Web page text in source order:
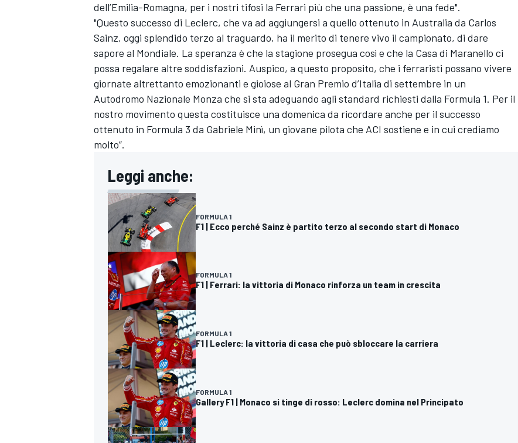
dell’Emilia-Romagna, per i nostri tifosi la Ferrari più che una passione, è una fede".
"Questo successo di Leclerc, che va ad aggiungersi a quello ottenuto in Australia da Carlos
Sainz, oggi splendido terzo al traguardo, ha il merito di tenere vivo il campionato, di dare
sapore al Mondiale. La speranza è che la stagione prosegua così e che la Casa di Maranello ci
possa regalare altre soddisfazioni. Auspico, a questo proposito, che i ferraristi possano vivere
giornate altrettanto emozionanti e gioiose al Gran Premio d’Italia di settembre in un
Autodromo Nazionale Monza che si sta adeguando agli standard richiesti dalla Formula 1. Per il
nostro movimento questa costituisce una domenica da ricordare anche per il successo
ottenuto in Formula 3 da Gabriele Minì, un giovane pilota che ACI sostiene e in cui crediamo
molto”.
Leggi anche:
FORMULA 1
F1 | Ecco perché Sainz è partito terzo al secondo start di Monaco
FORMULA 1
F1 | Ferrari: la vittoria di Monaco rinforza un team in crescita
FORMULA 1
F1 | Leclerc: la vittoria di casa che può sbloccare la carriera
FORMULA 1
Gallery F1 | Monaco si tinge di rosso: Leclerc domina nel Principato